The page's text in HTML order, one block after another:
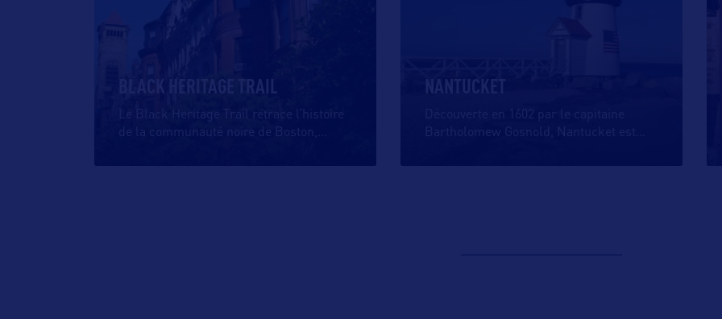
BLACK HERITAGE TRAIL
Le Black Heritage Trail retrace l’histoire
de la communauté noire de Boston,
NANTUCKET
Découverte en 1602 par le capitaine
Bartholomew Gosnold, Nantucket est